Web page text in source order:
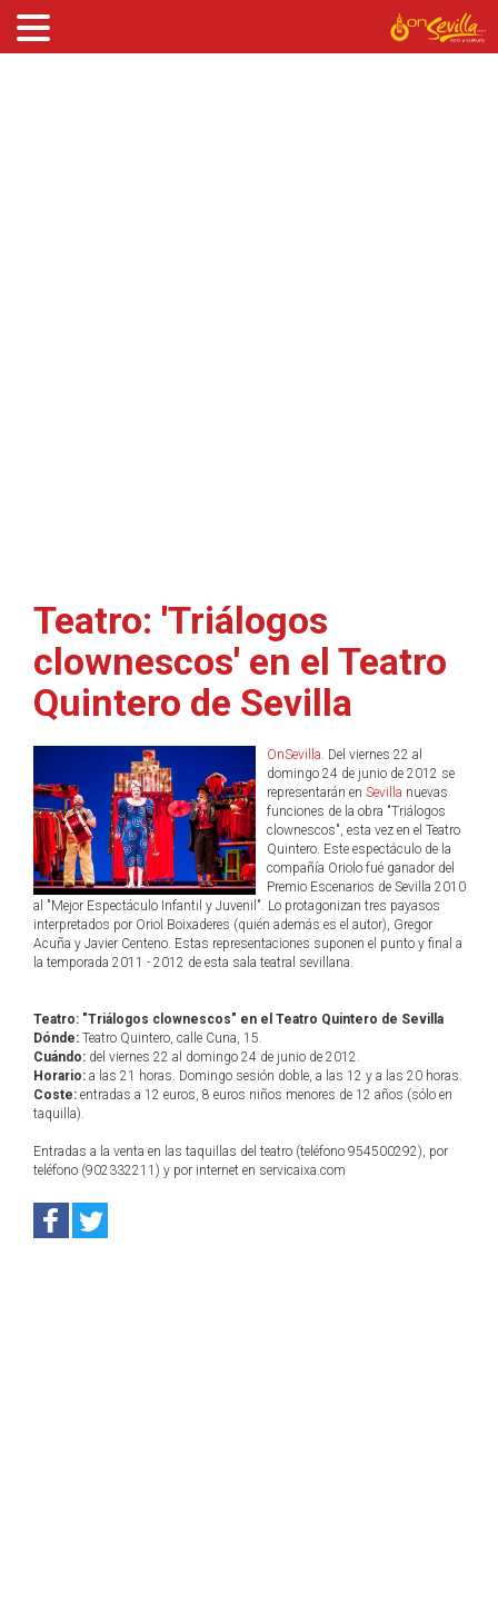
Teatro: 'Triálogos
clownescos' en el Teatro
Quintero de Sevilla
OnSevilla. Del viernes 22 al
domingo 24 de junio de 2012 se
representarán en Sevilla nuevas
funciones de la obra "Triálogos
clownescos", esta vez en el Teatro
Quintero. Este espectáculo de la
compañía Oriolo fué ganador del
Premio Escenarios de Sevilla 2010
al "Mejor Espectáculo Infantil y Juvenil". Lo protagonizan tres payasos
interpretados por Oriol Boixaderes (quién además es el autor), Gregor
Acuña y Javier Centeno. Estas representaciones suponen el punto y final a
la temporada 2011 - 2012 de esta sala teatral sevillana.
Teatro: "Triálogos clownescos" en el Teatro Quintero de Sevilla
Dónde: Teatro Quintero, calle Cuna, 15.
Cuándo: del viernes 22 al domingo 24 de junio de 2012.
Horario: a las 21 horas. Domingo sesión doble, a las 12 y a las 20 horas.
Coste: entradas a 12 euros, 8 euros niños menores de 12 años (sólo en
taquilla).
Entradas a la venta en las taquillas del teatro (teléfono 954500292), por
teléfono (902332211) y por internet en servicaixa.com